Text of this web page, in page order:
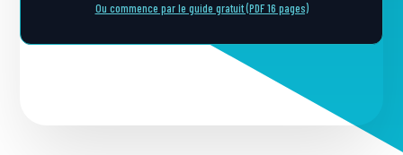
Ou commence par le guide gratuit (PDF 16 pages)